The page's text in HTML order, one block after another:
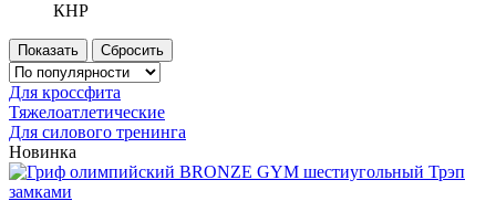
КНР
Показать Сбросить
Для кроссфита
Тяжелоатлетические
Для силового тренинга
Новинка